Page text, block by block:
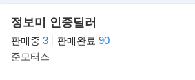
- 매력적인 옐로우 바디&실내 블루
▶현대 포니
포니 1의 후속모델로 1982년에 출시되었
정보미 인증딜러
판매중 3 판매완료 90
준모터스